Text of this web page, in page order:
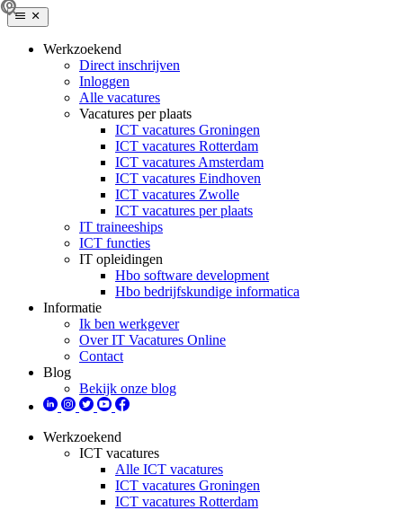
Werkzoekend
Direct inschrijven
Inloggen
Alle vacatures
Vacatures per plaats
ICT vacatures Groningen
ICT vacatures Rotterdam
ICT vacatures Amsterdam
ICT vacatures Eindhoven
ICT vacatures Zwolle
ICT vacatures per plaats
IT traineeships
ICT functies
IT opleidingen
Hbo software development
Hbo bedrijfskundige informatica
Informatie
Ik ben werkgever
Over IT Vacatures Online
Contact
Blog
Bekijk onze blog
Werkzoekend
ICT vacatures
Alle ICT vacatures
ICT vacatures Groningen
ICT vacatures Rotterdam